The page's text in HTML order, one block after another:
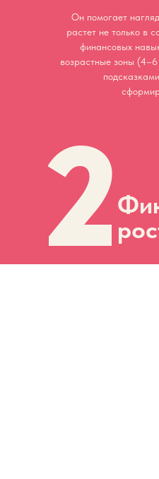
2
Он помогает
растет не только в
финансовых
возрастные зоны (4–6